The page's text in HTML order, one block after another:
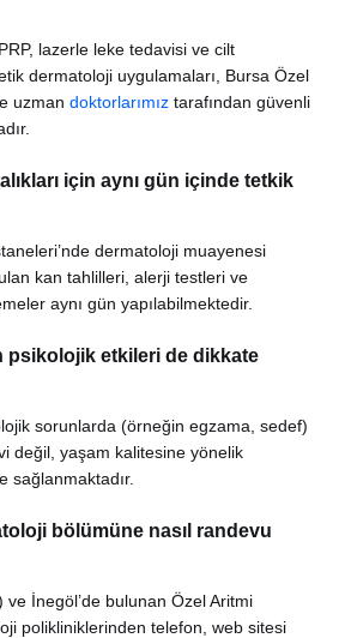
lazerle leke tedavisi ve cilt
dermatoloji uygulamaları, Bursa Özel
uzmandoktorlarımız tarafından güvenli
için aynı gün içinde tetkik
dermatoloji muayenesi
kan tahlilleri, alerji testleri ve
aynı gün yapılabilmektedir.
psikolojik etkileri de dikkate
sorunlarda (örneğin egzama, sedef)
değil, yaşam kalitesine yönelik
sağlanmaktadır.
bölümüne nasıl randevu
İnegöl’de bulunan Özel Aritmi
polikliniklerinden telefon, web sitesi